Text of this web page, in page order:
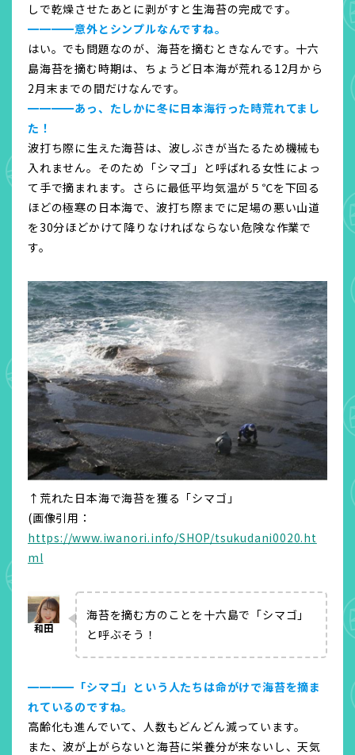
しで乾燥させたあとに剥がすと生海苔の完成です。
━━━━意外とシンプルなんですね。
はい。でも問題なのが、海苔を摘むときなんです。十六
島海苔を摘む時期は、ちょうど日本海が荒れる12月から
2月末までの間だけなんです。
━━━━あっ、たしかに冬に日本海行った時荒れてまし
た！
波打ち際に生えた海苔は、波しぶきが当たるため機械も
入れません。そのため「シマゴ」と呼ばれる女性によっ
て手で摘まれます。さらに最低平均気温が５℃を下回る
ほどの極寒の日本海で、波打ち際までに足場の悪い山道
を30分ほどかけて降りなければならない危険な作業で
す。
↑荒れた日本海で海苔を獲る「シマゴ」
(画像引用：
https://www.iwanori.info/SHOP/tsukudani0020.ht
ml
海苔を摘む方のことを十六島で「シマゴ」
と呼ぶそう！
━━━━「シマゴ」という人たちは命がけで海苔を摘ま
れているのですね。
高齢化も進んでいて、人数もどんどん減っています。
また、波が上がらないと海苔に栄養分が来ないし、天気